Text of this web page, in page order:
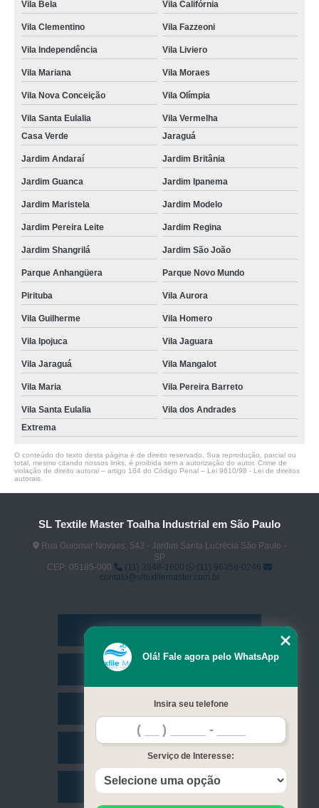
Vila Bela Vila Califórnia
Vila Clementino Vila Fazzeoni
Vila Independência Vila Liviero
Vila Mariana Vila Moraes
Vila Nova Conceição Vila Olímpia
Vila Santa Eulalia
Vila Vermelha
Casa Verde
Jaraguá
Jardim Andaraí Jardim Britânia
Jardim Guanca Jardim Ipanema
Jardim Maristela Jardim Modelo
Jardim Pereira Leite Jardim Regina
Jardim Shangrilá Jardim São João
Parque Anhangüera Parque Novo Mundo
Pirituba Vila Aurora
Vila Guilherme Vila Homero
Vila Ipojuca Vila Jaguara
Vila Jaraguá Vila Mangalot
Vila Maria Vila Pereira Barreto
Vila Santa Eulalia
Vila dos Andrades
Extrema
O conteúdo do texto desta página é de direito reservado. Sua reprodução, parcial ou
total, mesmo citando nossos links, é proibida sem a autorização do autor. Crime de
violação de direito autoral – artigo 184 do Código Penal – Lei 9610/98 - Lei de direitos
autorais
SL Textile Master Toalha Industrial em São Paulo
Rua Guiomar Novaes, 543 - Jardim Santa Lucrécia São Paulo -
SP
CEP: 05185-000
(11) 3948-1600
(11) 96358-0246
contato@sltextilemaster.com.br
Missão
Contato
Olá! Fale agora pelo WhatsApp
Insira seu telefone
Serviço de Interesse: